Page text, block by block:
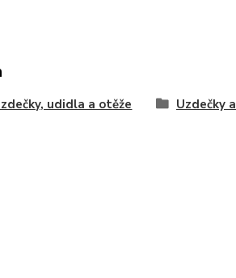
udidla a otěže Uzdečky